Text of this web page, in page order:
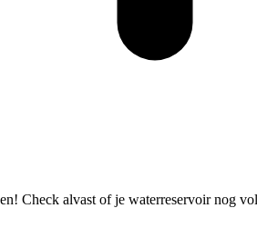
Check alvast of je waterreservoir nog